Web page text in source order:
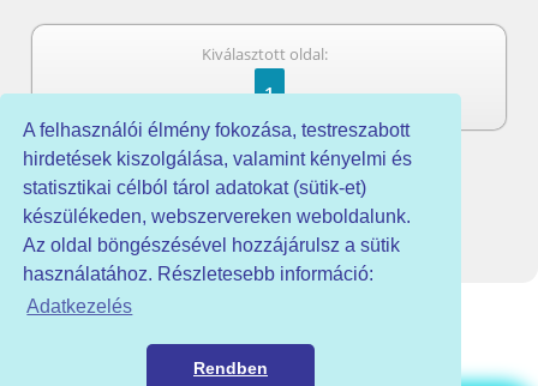
A felhasználói élmény fokozása, testreszabott
hirdetések kiszolgálása, valamint kényelmi és
statisztikai célból tárol adatokat (sütik-et)
készülékeden, webszervereken weboldalunk.
Az oldal böngészésével hozzájárulsz a sütik
használatához. Részletesebb információ:
Adatkezelés
Rendben
Kiválasztott oldal:
1